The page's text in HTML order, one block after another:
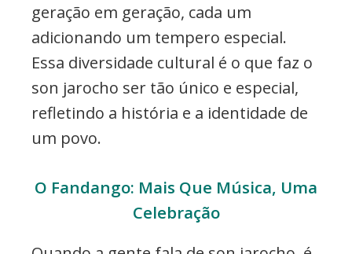
geração em geração, cada um
adicionando um tempero especial.
Essa diversidade cultural é o que faz o
son jarocho ser tão único e especial,
refletindo a história e a identidade de
um povo.
O Fandango: Mais Que Música, Uma
Celebração